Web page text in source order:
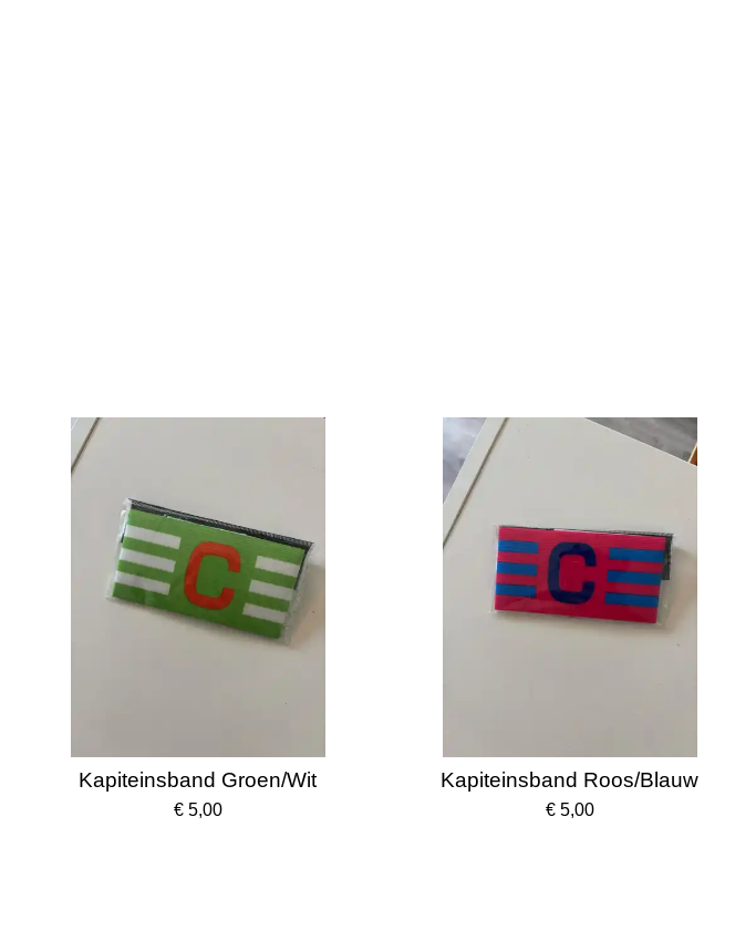
Kapiteinsband Groen/Wit
€ 5,00
Kapiteinsband Roos/Blauw
€ 5,00